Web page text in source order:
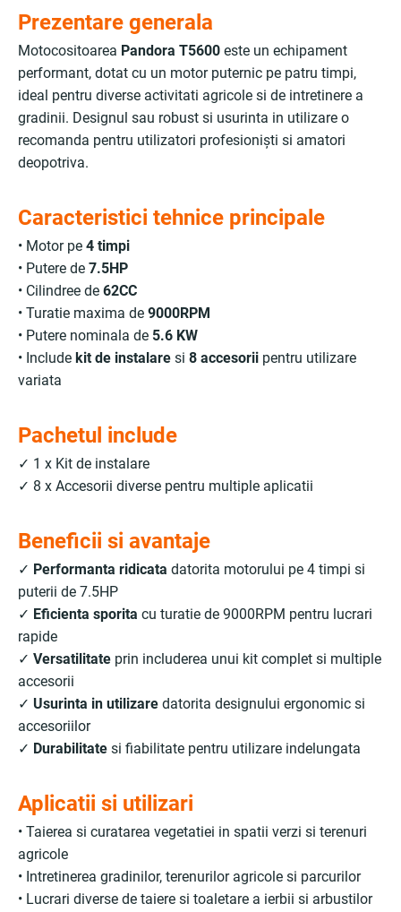
Prezentare generala
Motocositoarea Pandora T5600 este un echipament
performant, dotat cu un motor puternic pe patru timpi,
ideal pentru diverse activitati agricole si de intretinere a
gradinii. Designul sau robust si usurinta in utilizare o
recomanda pentru utilizatori profesioniști si amatori
deopotriva.
Caracteristici tehnice principale
• Motor pe 4 timpi
• Putere de 7.5HP
• Cilindree de 62CC
• Turatie maxima de 9000RPM
• Putere nominala de 5.6 KW
• Include kit de instalare si 8 accesorii pentru utilizare
variata
Pachetul include
✓ 1 x Kit de instalare
✓ 8 x Accesorii diverse pentru multiple aplicatii
Beneficii si avantaje
✓ Performanta ridicata datorita motorului pe 4 timpi si
puterii de 7.5HP
✓ Eficienta sporita cu turatie de 9000RPM pentru lucrari
rapide
✓ Versatilitate prin includerea unui kit complet si multiple
accesorii
✓ Usurinta in utilizare datorita designului ergonomic si
accesoriilor
✓ Durabilitate si fiabilitate pentru utilizare indelungata
Aplicatii si utilizari
• Taierea si curatarea vegetatiei in spatii verzi si terenuri
agricole
• Intretinerea gradinilor, terenurilor agricole si parcurilor
• Lucrari diverse de taiere si toaletare a ierbii si arbustilor